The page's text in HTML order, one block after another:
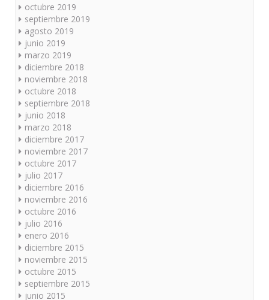
octubre 2019
septiembre 2019
agosto 2019
junio 2019
marzo 2019
diciembre 2018
noviembre 2018
octubre 2018
septiembre 2018
junio 2018
marzo 2018
diciembre 2017
noviembre 2017
octubre 2017
julio 2017
diciembre 2016
noviembre 2016
octubre 2016
julio 2016
enero 2016
diciembre 2015
noviembre 2015
octubre 2015
septiembre 2015
junio 2015